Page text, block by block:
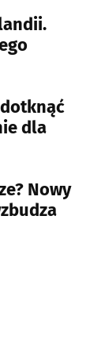
dla
Nowy